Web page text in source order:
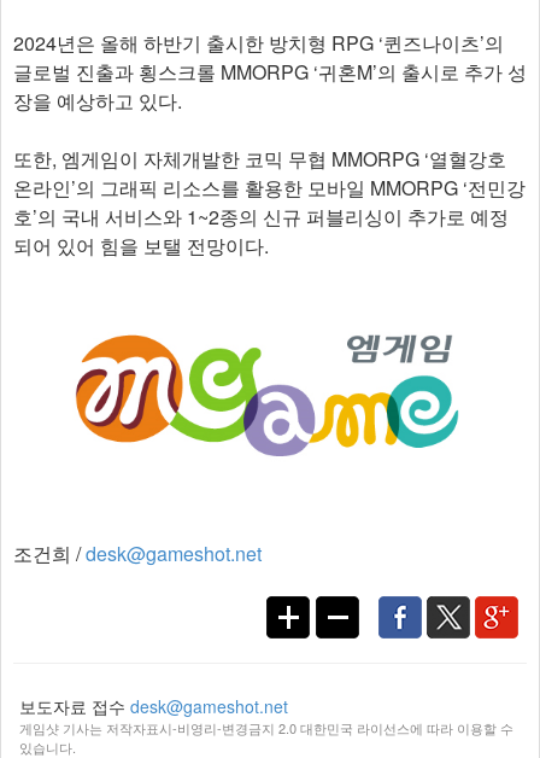
2024년은 올해 하반기 출시한 방치형 RPG ‘퀸즈나이츠’의
글로벌 진출과 횡스크롤 MMORPG ‘귀혼M’의 출시로 추가 성
장을 예상하고 있다.
또한, 엠게임이 자체개발한 코믹 무협 MMORPG ‘열혈강호
온라인’의 그래픽 리소스를 활용한 모바일 MMORPG ‘전민강
호’의 국내 서비스와 1~2종의 신규 퍼블리싱이 추가로 예정
되어 있어 힘을 보탤 전망이다.
조건희 /desk@gameshot.net
보도자료 접수 desk@gameshot.net
게임샷 기사는 저작자표시-비영리-변경금지 2.0 대한민국 라이선스에 따라 이용할 수
있습니다.